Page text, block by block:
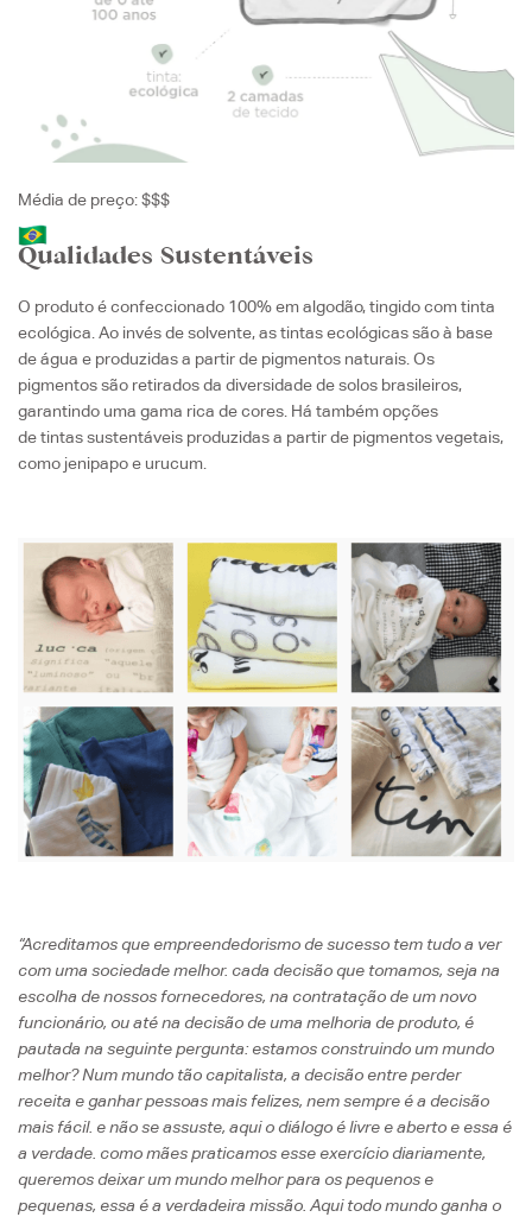
Média de preço: $$$
Qualidades Sustentáveis
O produto é confeccionado 100% em algodão, tingido com tinta
ecológica. Ao invés de solvente, as tintas ecológicas são à base
de água e produzidas a partir de pigmentos naturais. Os
pigmentos são retirados da diversidade de solos brasileiros,
garantindo uma gama rica de cores. Há também opções
de tintas sustentáveis produzidas a partir de pigmentos vegetais,
como jenipapo e urucum.
“Acreditamos que empreendedorismo de sucesso tem tudo a ver
com uma sociedade melhor. cada decisão que tomamos, seja na
escolha de nossos fornecedores, na contratação de um novo
funcionário, ou até na decisão de uma melhoria de produto, é
pautada na seguinte pergunta: estamos construindo um mundo
melhor? Num mundo tão capitalista, a decisão entre perder
receita e ganhar pessoas mais felizes, nem sempre é a decisão
mais fácil. e não se assuste, aqui o diálogo é livre e aberto e essa é
a verdade. como mães praticamos esse exercício diariamente,
queremos deixar um mundo melhor para os pequenos e
pequenas, essa é a verdadeira missão. Aqui todo mundo ganha o